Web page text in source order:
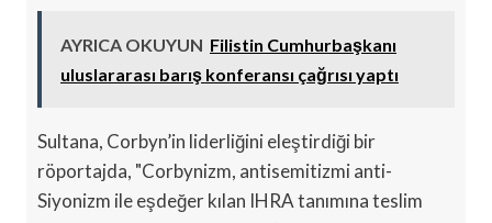
AYRICA OKUYUN Filistin Cumhurbaşkanı
uluslararası barış konferansı çağrısı yaptı
Sultana, Corbyn’in liderliğini eleştirdiği bir
röportajda, "Corbynizm, antisemitizmi anti-
Siyonizm ile eşdeğer kılan IHRA tanımına teslim